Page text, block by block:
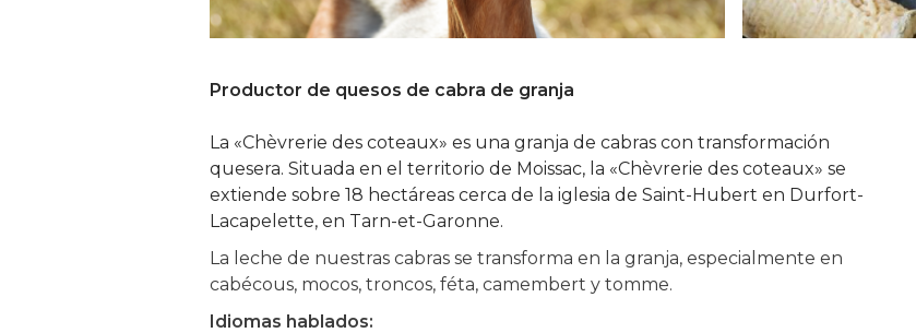
Productor de quesos de cabra de granja
La «Chèvrerie des coteaux» es una granja de cabras con transformación
quesera. Situada en el territorio de Moissac, la «Chèvrerie des coteaux» se
extiende sobre 18 hectáreas cerca de la iglesia de Saint-Hubert en Durfort-
Lacapelette, en Tarn-et-Garonne.
La leche de nuestras cabras se transforma en la granja, especialmente en
cabécous, mocos, troncos, féta, camembert y tomme.
Idiomas hablados: